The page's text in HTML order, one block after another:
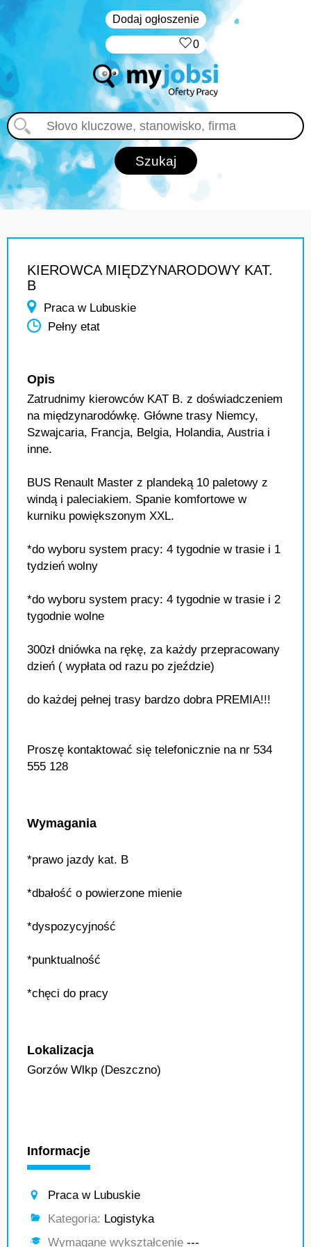
Dodaj ogłoszenie
0
KIEROWCA MIĘDZYNARODOWY KAT.
B
Praca w Lubuskie
Pełny etat
Opis
Zatrudnimy kierowców KAT B. z doświadczeniem
na międzynarodówkę. Główne trasy Niemcy,
Szwajcaria, Francja, Belgia, Holandia, Austria i
inne.
BUS Renault Master z plandeką 10 paletowy z
windą i paleciakiem. Spanie komfortowe w
kurniku powiększonym XXL.
*do wyboru system pracy: 4 tygodnie w trasie i 1
tydzień wolny
*do wyboru system pracy: 4 tygodnie w trasie i 2
tygodnie wolne
300zł dniówka na rękę, za każdy przepracowany
dzień ( wypłata od razu po zjeździe)
do każdej pełnej trasy bardzo dobra PREMIA!!!
Proszę kontaktować się telefonicznie na nr 534
555 128
Wymagania
*prawo jazdy kat. B
*dbałość o powierzone mienie
*dyspozycyjność
*punktualność
*chęci do pracy
Lokalizacja
Gorzów Wlkp (Deszczno)
Informacje
Praca w Lubuskie
Kategoria: Logistyka
Wymagane wykształcenie ---